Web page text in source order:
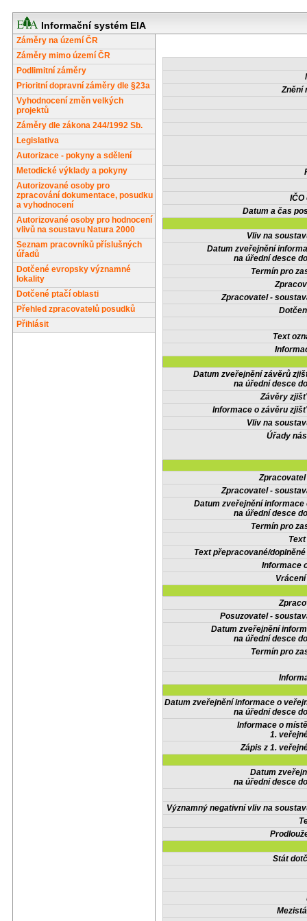
Informační systém EIA
Záměry na území ČR
Záměry mimo území ČR
Podlimitní záměry
Prioritní dopravní záměry dle §23a
Vyhodnocení změn velkých
projektů
Záměry dle zákona 244/1992 Sb.
Legislativa
Autorizace - pokyny a sdělení
Metodické výklady a pokyny
Autorizované osoby pro
zpracování dokumentace, posudku
a vyhodnocení
Autorizované osoby pro hodnocení
vlivů na soustavu Natura 2000
Seznam pracovníků příslušných
úřadů
Dotčené evropsky významné
lokality
Dotčené ptačí oblasti
Přehled zpracovatelů posudků
Přihlásit
Znění
IČO
Datum a čas
Vliv na
Datum zveřejnění
na úřední desce
Termín pro
Zpracovatel -
Text
Datum zveřejnění závěrů
na úřední desce
Závěry
Informace o závěru
Vliv na
Úřady
Zpracovatel -
Datum zveřejnění informace
na úřední desce
Termín pro
Text přepracované/
Informace
Posuzovatel -
Datum zveřejnění
na úřední desce
Termín pro
Datum zveřejnění informace o
na úřední desce
Informace o
1.
Zápis z 1.
Datum
na úřední desce
Významný negativní vliv na
Stát